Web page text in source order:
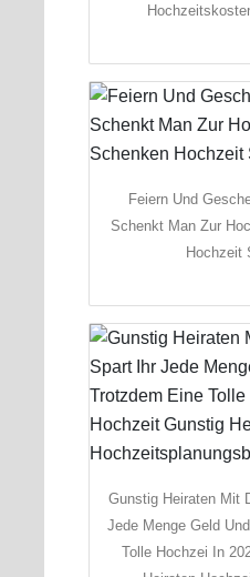
Feiern Und
Schenkt Man Zur
Hochzeit
Gunstig Heiraten Mit
Jede Menge Geld
Tolle Hochzei In